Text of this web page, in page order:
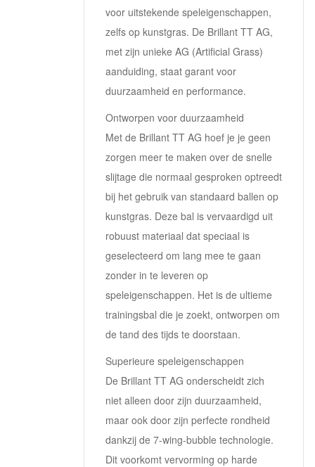
voor uitstekende speleigenschappen,
zelfs op kunstgras. De Brillant TT AG,
met zijn unieke AG (Artificial Grass)
aanduiding, staat garant voor
duurzaamheid en performance.
Ontworpen voor duurzaamheid
Met de Brillant TT AG hoef je je geen
zorgen meer te maken over de snelle
slijtage die normaal gesproken optreedt
bij het gebruik van standaard ballen op
kunstgras. Deze bal is vervaardigd uit
robuust materiaal dat speciaal is
geselecteerd om lang mee te gaan
zonder in te leveren op
speleigenschappen. Het is de ultieme
trainingsbal die je zoekt, ontworpen om
de tand des tijds te doorstaan.
Superieure speleigenschappen
De Brillant TT AG onderscheidt zich
niet alleen door zijn duurzaamheid,
maar ook door zijn perfecte rondheid
dankzij de 7-wing-bubble technologie.
Dit voorkomt vervorming op harde